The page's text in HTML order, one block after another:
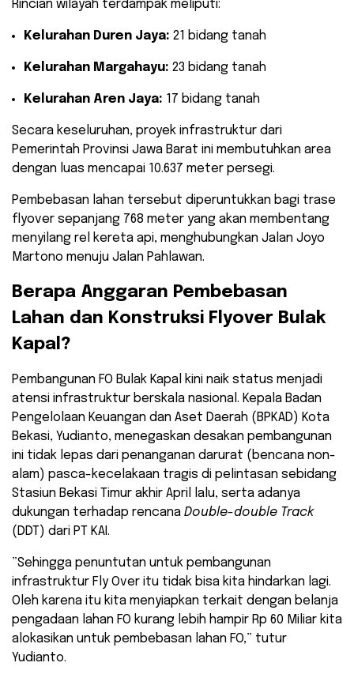
​Rincian wilayah terdampak meliputi:
Kelurahan Duren Jaya: 21 bidang tanah
Kelurahan Margahayu: 23 bidang tanah
Kelurahan Aren Jaya: 17 bidang tanah
​Secara keseluruhan, proyek infrastruktur dari
Pemerintah Provinsi Jawa Barat ini membutuhkan area
dengan luas mencapai 10.637 meter persegi.
Pembebasan lahan tersebut diperuntukkan bagi trase
flyover sepanjang 768 meter yang akan membentang
menyilang rel kereta api, menghubungkan Jalan Joyo
Martono menuju Jalan Pahlawan.
​Berapa Anggaran Pembebasan
Lahan dan Konstruksi Flyover Bulak
Kapal?
​Pembangunan FO Bulak Kapal kini naik status menjadi
atensi infrastruktur berskala nasional. Kepala Badan
Pengelolaan Keuangan dan Aset Daerah (BPKAD) Kota
Bekasi, Yudianto, menegaskan desakan pembangunan
ini tidak lepas dari penanganan darurat (bencana non-
alam) pasca-kecelakaan tragis di pelintasan sebidang
Stasiun Bekasi Timur akhir April lalu, serta adanya
dukungan terhadap rencana Double-double Track
(DDT) dari PT KAI.
​”Sehingga penuntutan untuk pembangunan
infrastruktur Fly Over itu tidak bisa kita hindarkan lagi.
Oleh karena itu kita menyiapkan terkait dengan belanja
pengadaan lahan FO kurang lebih hampir Rp 60 Miliar kita
alokasikan untuk pembebasan lahan FO,” tutur
Yudianto.